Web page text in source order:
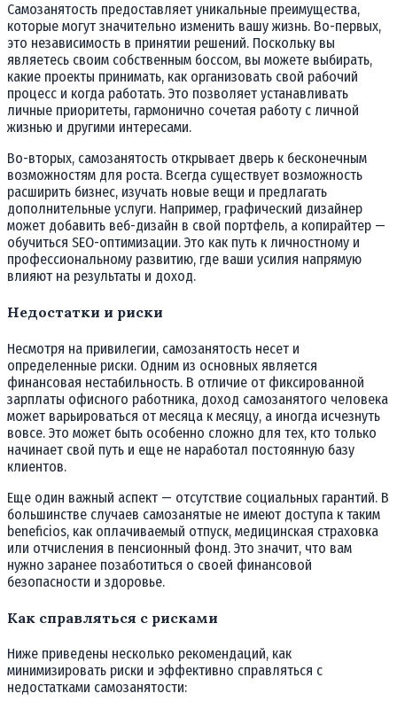
Самозанятость предоставляет уникальные преимущества,
которые могут значительно изменить вашу жизнь. Во-первых,
это независимость в принятии решений. Поскольку вы
являетесь своим собственным боссом, вы можете выбирать,
какие проекты принимать, как организовать свой рабочий
процесс и когда работать. Это позволяет устанавливать
личные приоритеты, гармонично сочетая работу с личной
жизнью и другими интересами.
Во-вторых, самозанятость открывает дверь к бесконечным
возможностям для роста. Всегда существует возможность
расширить бизнес, изучать новые вещи и предлагать
дополнительные услуги. Например, графический дизайнер
может добавить веб-дизайн в свой портфель, а копирайтер —
обучиться SEO-оптимизации. Это как путь к личностному и
профессиональному развитию, где ваши усилия напрямую
влияют на результаты и доход.
Недостатки и риски
Несмотря на привилегии, самозанятость несет и
определенные риски. Одним из основных является
финансовая нестабильность. В отличие от фиксированной
зарплаты офисного работника, доход самозанятого человека
может варьироваться от месяца к месяцу, а иногда исчезнуть
вовсе. Это может быть особенно сложно для тех, кто только
начинает свой путь и еще не наработал постоянную базу
клиентов.
Еще один важный аспект — отсутствие социальных гарантий. В
большинстве случаев самозанятые не имеют доступа к таким
beneficios, как оплачиваемый отпуск, медицинская страховка
или отчисления в пенсионный фонд. Это значит, что вам
нужно заранее позаботиться о своей финансовой
безопасности и здоровье.
Как справляться с рисками
Ниже приведены несколько рекомендаций, как
минимизировать риски и эффективно справляться с
недостатками самозанятости: